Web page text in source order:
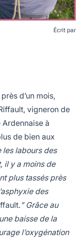
Écrit par
d’un mois,
vigneron de
à
de bien aux
les labours des
il y a moins de
plus tassés près
des
” Grâce au
baisse de la
l’oxygénation